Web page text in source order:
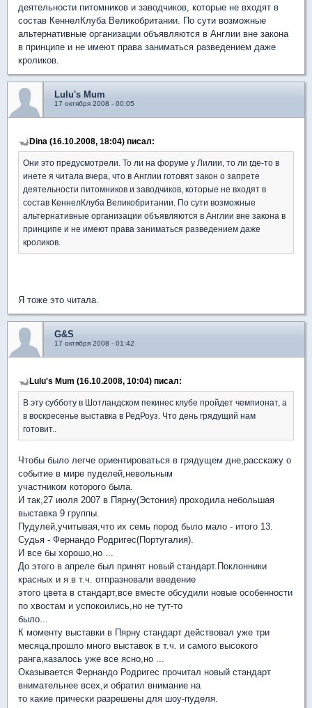
деятельности питомников и заводчиков, которые не входят в
состав КеннелКлуба Великобритании. По сути возможные
альтернативные организации объявляются в Англии вне закона
в принципе и не имеют права заниматься разведением даже
кроликов.
Lulu's Mum
17 октября 2008 - 00:05
Dina (16.10.2008, 18:04) писал:
Они это предусмотрели. То ли на форуме у Лилии, то ли где-то в
инете я читала вчера, что в Англии готовят закон о запрете
деятельности питомников и заводчиков, которые не входят в
состав КеннелКлуба Великобритании. По сути возможные
альтернативные организации объявляются в Англии вне закона в
принципе и не имеют права заниматься разведением даже
кроликов.
Я тоже это читала.
G&S
17 октября 2008 - 01:42
Lulu's Mum (16.10.2008, 10:04) писал:
В эту субботу в Шотландском пекинес клубе пройдет чемпионат, а
в воскресенье выставка в РедРоуз. Что день грядущий нам
готовит..
Чтобы было легче ориентироваться в грядущем дне,расскажу о
событие в мире пуделей,невольным
участником которого была.
И так,27 июля 2007 в Пярну(Эстония) проходила небольшая
выставка 9 группы.
Пудулей,учитывая,что их семь пород было мало - итого 13.
Судья - Фернандо Родригес(Португалия).
И все бы хорошо,но ...
До этого в апреле был принят новый стандарт.Поклонники
красных и я в т.ч. отпразновали введение
этого цвета в стандарт,все вместе обсудили новые особенности
по хвостам и успокоились,но не тут-то
было...
К моменту выставки в Пярну стандарт действовал уже три
месяца,прошло много выставок в т.ч. и самого высокого
ранга,казалось уже все ясно,но ...
Оказывается Фернандо Родригес прочитал новый стандарт
внимательнее всех,и обратил внимание на
то какие прически разрешены для шоу-пуделя.